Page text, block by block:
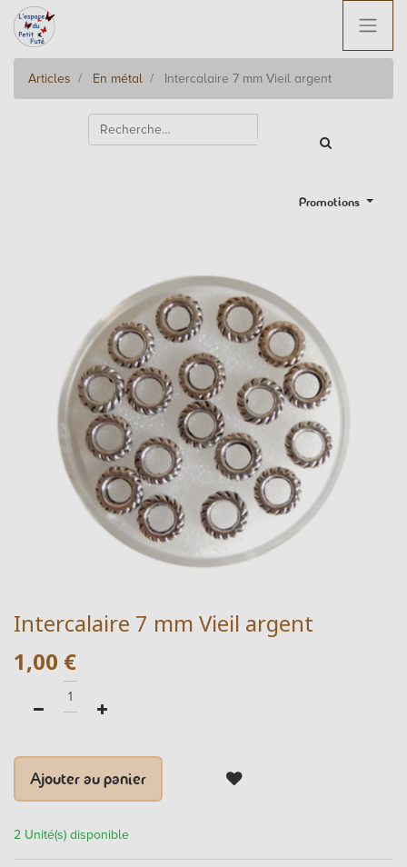
Articles En métal Intercalaire 7 mm Vieil argent
Promotions
Intercalaire 7 mm Vieil argent
1,00 €
Ajouter au panier
2 Unité(s) disponible